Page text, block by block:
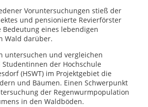
Voruntersuchungen stieß der
und pensionierte Revierförster
Bedeutung eines lebendigen
Wald darüber.
untersuchen und vergleichen
der Hochschule
(HSWT) im Projektgebiet die
und Bäumen. Einen Schwerpunkt
der Regenwurmpopulation
in den Waldböden.